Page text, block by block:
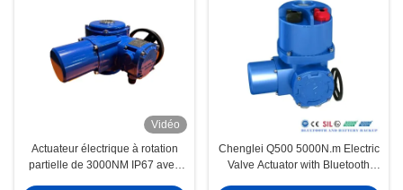
Vidéo
Actuateur électrique à rotation
partielle de 3000NM IP67 avec
Chenglei Q500 5000N.m Electric
Valve Actuator with Bluetooth